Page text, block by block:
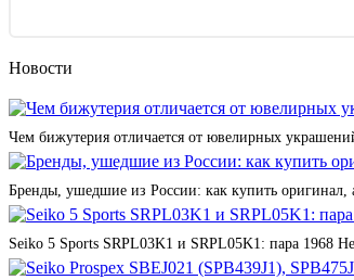
Новости
Чем бижутерия отличается от ювелирных
Бренды, ушедшие из России: как купить оригинал,
Seiko 5 Sports SRPL03K1 и SRPL05K1: пара 1968